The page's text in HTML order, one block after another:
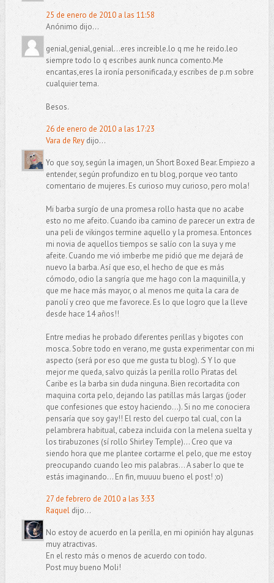
25 de enero de 2010 a las 11:58
Anónimo dijo...
genial,genial,genial...eres increible.lo q me he reido.leo
siempre todo lo q escribes aunk nunca comento.Me
encantas,eres la ironía personificada,y escribes de p.m sobre
cualquier tema.
Besos.
26 de enero de 2010 a las 17:23
Vara de Reydijo...
Yo que soy, según la imagen, un Short Boxed Bear. Empiezo a
entender, según profundizo en tu blog, porque veo tanto
comentario de mujeres. Es curioso muy curioso, pero mola!
Mi barba surgío de una promesa rollo hasta que no acabe
esto no me afeito. Cuando iba camino de parecer un extra de
una peli de vikingos termine aquello y la promesa. Entonces
mi novia de aquellos tiempos se salío con la suya y me
afeite. Cuando me vió imberbe me pidió que me dejará de
nuevo la barba. Así que eso, el hecho de que es más
cómodo, odio la sangría que me hago con la maquinilla, y
que me hace más mayor, o al menos me quita la cara de
panolí y creo que me favorece. Es lo que logro que la lleve
desde hace 14 años!!
Entre medias he probado diferentes perillas y bigotes con
mosca. Sobre todo en verano, me gusta experimentar con mi
aspecto (será por eso que me gusta tu blog). :S Y lo que
mejor me queda, salvo quizás la perilla rollo Piratas del
Caribe es la barba sin duda ninguna. Bien recortadita con
maquina corta pelo, dejando las patillas más largas (joder
que confesiones que estoy haciendo...). Si no me conociera
pensaría que soy gay!! El resto del cuerpo tal cual, con la
pelambrera habitual, cabeza incluida con la melena suelta y
los tirabuzones (sí rollo Shirley Temple)... Creo que va
siendo hora que me plantee cortarme el pelo, que me estoy
preocupando cuando leo mis palabras... A saber lo que te
estás imaginando... En fin, muuuu bueno el post! ;o)
27 de febrero de 2010 a las 3:33
Raqueldijo...
No estoy de acuerdo en la perilla, en mi opinión hay algunas
muy atractivas.
En el resto más o menos de acuerdo con todo.
Post muy bueno Moli!